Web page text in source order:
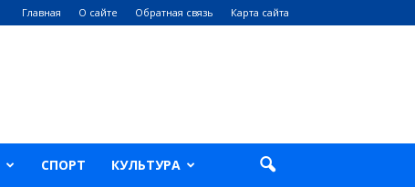
Главная О сайте Обратная связь Карта сайта
СПОРТ КУЛЬТУРА